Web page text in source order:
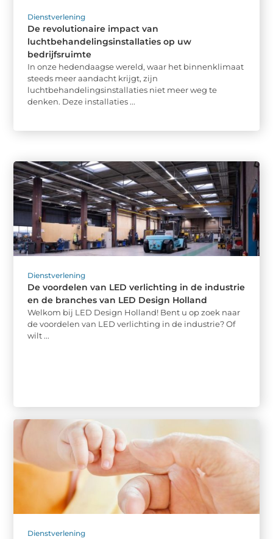
Dienstverlening
De revolutionaire impact van
luchtbehandelingsinstallaties op uw
bedrijfsruimte
In onze hedendaagse wereld, waar het binnenklimaat
steeds meer aandacht krijgt, zijn
luchtbehandelingsinstallaties niet meer weg te
denken. Deze installaties ...
Dienstverlening
De voordelen van LED verlichting in de industrie
en de branches van LED Design Holland
Welkom bij LED Design Holland! Bent u op zoek naar
de voordelen van LED verlichting in de industrie? Of
wilt ...
Dienstverlening